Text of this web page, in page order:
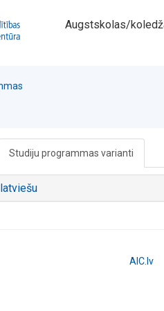
Augstskolas/
Studiju programmas varianti
AIC.lv